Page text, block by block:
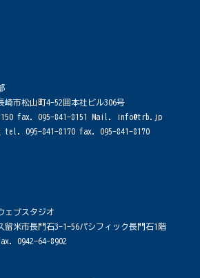
崎市松山町4-52囲本社ビル306号
fax. 095-841-8151 Mail. info@trb.jp
tel. 095-841-8170 fax. 095-841-8170
ェブスタジオ
留米市長門石3-1-56パシフィック長門石1階
0942-64-8902